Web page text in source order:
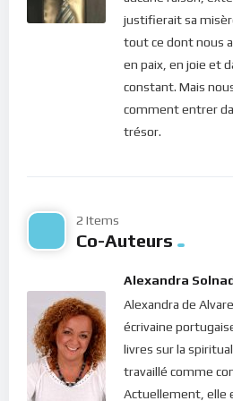
les esprits… Et ca continue.
veut que sa propre volonté
prêt à défier les lois de la nature !
de sacrifice ni d’holocauste. “
veux pas, tu n’acceptes pas
Dieu, un coeur brisé et broyé. “,
19). Et au Christ lui-même de
faut que ceux qui l’adorent
(Jean 4.24).
Le Seigneur nous appelle, en ce
justifierait sa
tout ce dont nous
en paix, en joie et
constant. Mais
comment entrer
trésor.
2 Items
Co-Auteurs
Alexandra
Alexandra de
écrivaine
livres sur la
travaillé comme
Actuellement, elle